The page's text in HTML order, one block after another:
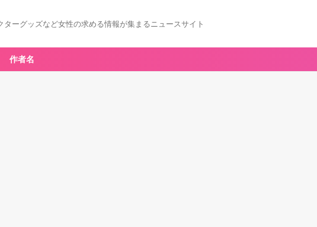
ターグッズなど女性の求める情報が集まるニュースサイト
作者名